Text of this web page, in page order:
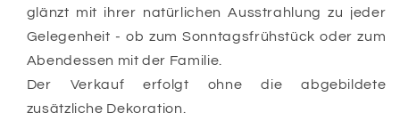
glänzt mit ihrer natürlichen Ausstrahlung zu jeder
Gelegenheit - ob zum Sonntagsfrühstück oder zum
Abendessen mit der Familie.
Der Verkauf erfolgt ohne die abgebildete
zusätzliche Dekoration.